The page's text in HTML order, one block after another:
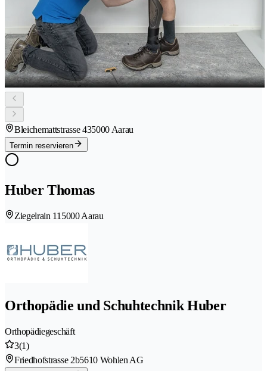
Bleichemattstrasse 435000 Aarau
Termin reservieren
Huber Thomas
Ziegelrain 11 5000 Aarau
Orthopädie und Schuhtechnik Huber
Orthopädiegeschäft
3(1)
Friedhofstrasse 2b5610 Wohlen AG